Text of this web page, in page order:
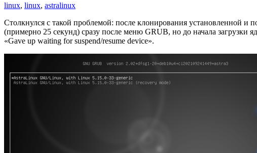
linux, linux, astralinux
Столкнулся с такой проблемой: после клонирования установленной и
(примерно 25 секунд) сразу после меню GRUB, но до начала загрузки
«Gave up waiting for suspend/resume device».